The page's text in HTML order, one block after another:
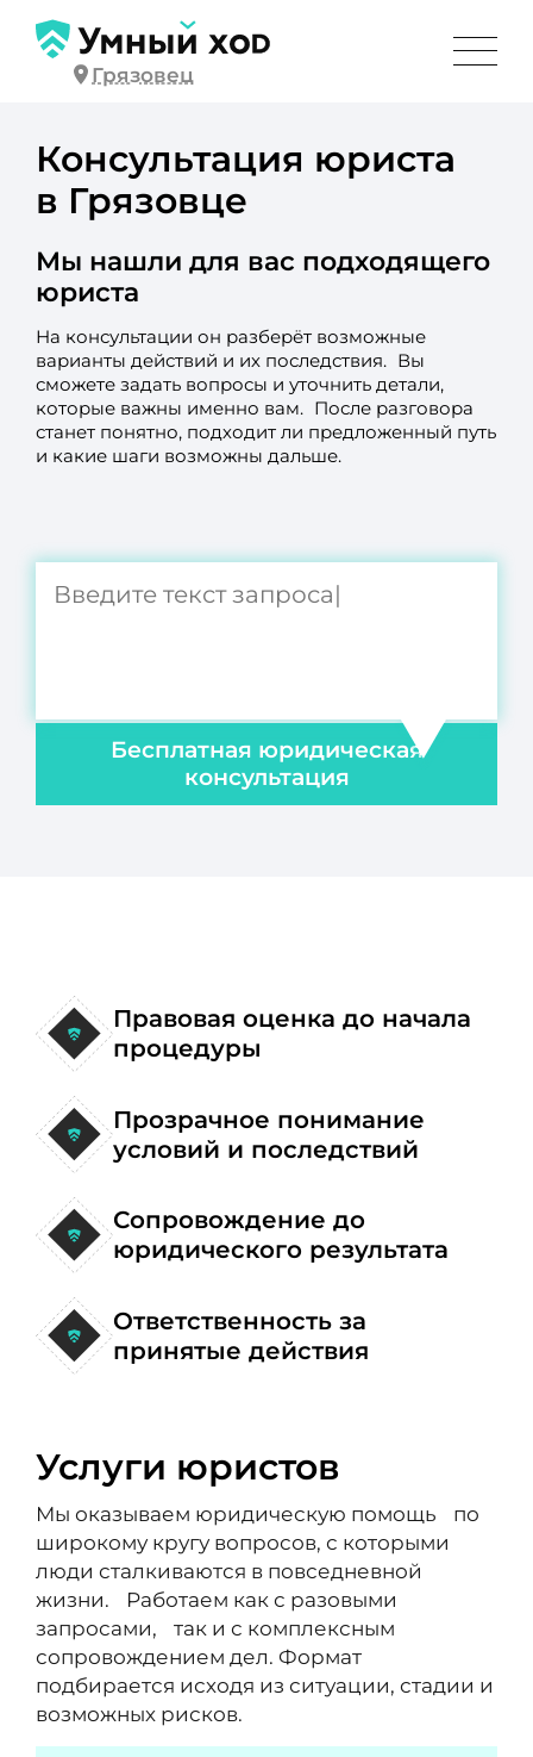
Грязовец
Консультация юриста
в Грязовце
Мы нашли для вас подходящего
юриста
На консультации он разберёт возможные
варианты действий и их последствия. Вы
сможете задать вопросы и уточнить детали,
которые важны именно вам. После разговора
станет понятно, подходит ли предложенный путь
и какие шаги возможны дальше.
Бесплатная юридическая
консультация
Правовая оценка до начала
процедуры
Прозрачное понимание
условий и последствий
Сопровождение до
юридического результата
Ответственность за
принятые действия
Услуги юристов
Мы оказываем юридическую помощь по
широкому кругу вопросов, с которыми
люди сталкиваются в повседневной
жизни. Работаем как с разовыми
запросами, так и с комплексным
сопровождением дел. Формат
подбирается исходя из ситуации, стадии и
возможных рисков.